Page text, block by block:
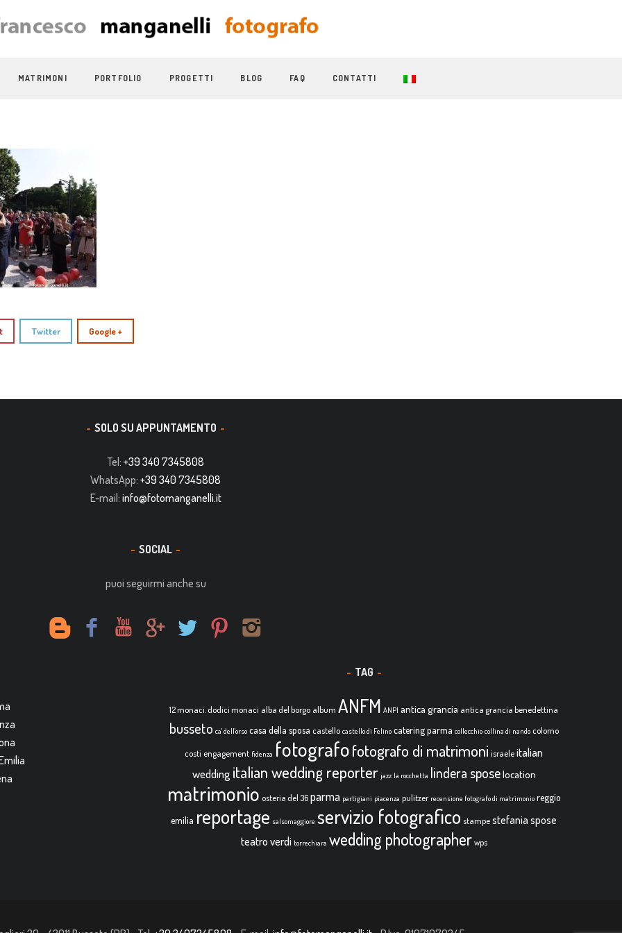
MATRIMONI PORTFOLIO PROGETTI BLOG FAQ CONTATTI
Twitter Google +
SOLO SU APPUNTAMENTO
Tel: +39 340 7345808
WhatsApp: +39 340 7345808
E-mail: info@fotomanganelli.it
SOCIAL
puoi seguirmi anche su
TAG
12 monaci. dodici monaci alba del borgo album ANFM ANPI antica grancia antica grancia benedettina
busseto ca' dell'orso casa della sposa castello castello di Felino catering parma collecchio collina di nando colorno
costi engagement fidenza fotografofotografo di matrimoni israeleitalian
wedding italian wedding reporter jazz la rocchetta lindera sposelocation
matrimonio osteria del 36 parma partigiani piacenza pulitzer recensione fotografo di matrimonio reggio
emilia reportage salsomaggiore servizio fotografico stampestefania spose
teatro verdi torrechiara wedding photographer wps